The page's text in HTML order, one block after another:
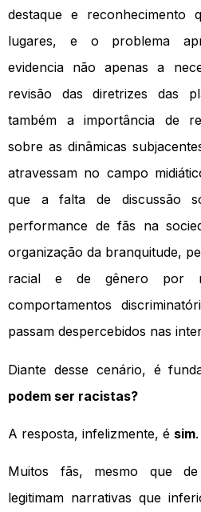
destaque e reconhecimento
lugares, e o problema
evidencia não apenas a
revisão das diretrizes das
também a importância de
sobre as dinâmicas
atravessam no campo
que a falta de discussão
performance de fãs na
organização da branquitude,
racial e de gênero por
comportamentos
passam despercebidos nas
Diante desse cenário, é
podem ser racistas?
A resposta, infelizmente, é sim.
Muitos fãs, mesmo que de
legitimam narrativas que